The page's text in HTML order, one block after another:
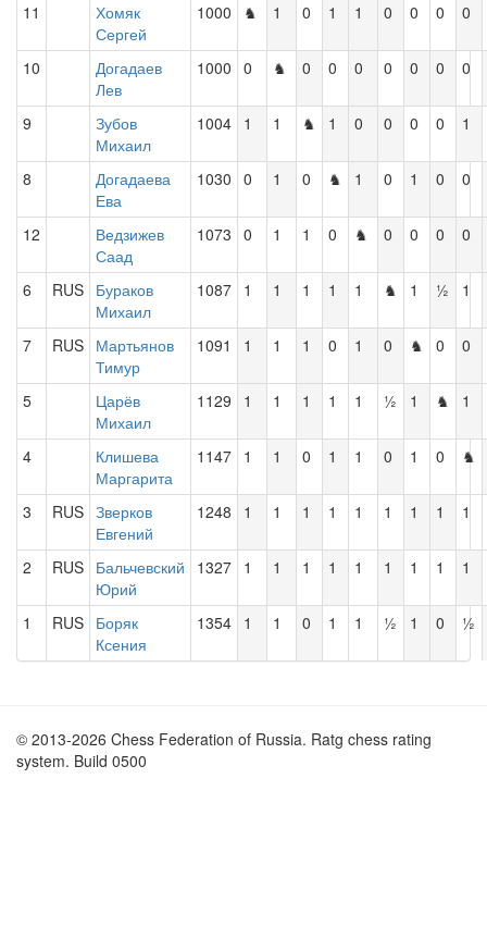
11
Хомяк
Сергей
1000 ♞ 1 0 1 1 0 0 0 0
10
Догадаев
Лев
1000 0 ♞ 0 0 0 0 0 0 0
9
Зубов
Михаил
1004 1 1 ♞ 1 0 0 0 0 1
8
Догадаева
Ева
1030 0 1 0 ♞ 1 0 1 0 0
12
Ведзижев
Саад
1073 0 1 1 0 ♞ 0 0 0 0
6 RUS Бураков
Михаил
1087 1 1 1 1 1 ♞ 1 ½ 1
7 RUS Мартьянов
Тимур
1091 1 1 1 0 1 0 ♞ 0 0
5
Царёв
Михаил
1129 1 1 1 1 1 ½ 1 ♞ 1
4
Клишева
Маргарита
1147 1 1 0 1 1 0 1 0 ♞
3 RUS Зверков
Евгений
1248 1 1 1 1 1 1 1 1 1
2 RUS Бальчевский
Юрий
1327 1 1 1 1 1 1 1 1 1
1 RUS Боряк
Ксения
1354 1 1 0 1 1 ½ 1 0 ½
© 2013-2026 Chess Federation of Russia. Ratg chess rating
system. Build 0500